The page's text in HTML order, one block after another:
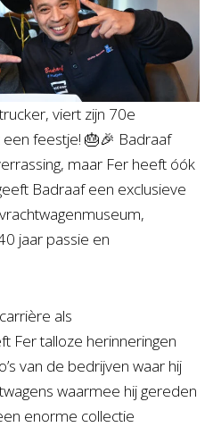
viert zijn 70e
feestje! 🎂🎉 Badraaf
maar Fer heeft óók
Badraaf een exclusieve
jaar passie en
als
Fer talloze herinneringen
van de bedrijven waar hij
waarmee hij gereden
enorme collectie